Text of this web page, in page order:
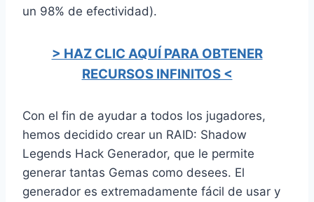
un 98% de efectividad).
> HAZ CLIC AQUÍ PARA OBTENER
RECURSOS INFINITOS <
Con el fin de ayudar a todos los jugadores,
hemos decidido crear un RAID: Shadow
Legends Hack Generador, que le permite
generar tantas Gemas como desees. El
generador es extremadamente fácil de usar y